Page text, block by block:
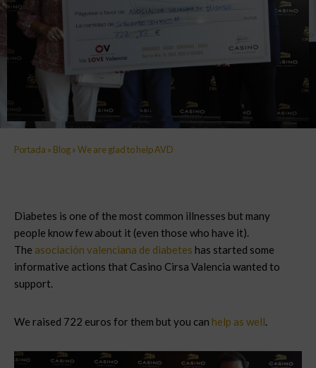
Portada » Blog»We are glad to help AVD
Diabetes is one of the most common illnesses but many
people know few about it (even those who have it).
The asociación valenciana de diabetes has started some
informative actions that Casino Cirsa Valencia wanted to
support.
We raised 722 euros for them but you can help as well.